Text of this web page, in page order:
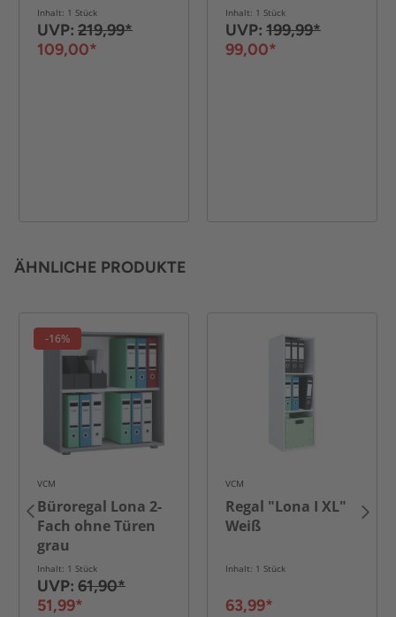
ca. 62 x 25 x 90 cm
- Weiß
Inhalt: 1 Stück
UVP: 219,99*
109,00*
cm - Weiß
Inhalt: 1 Stück
UVP: 199,99*
99,00*
ÄHNLICHE PRODUKTE
-16%
VCM
Büroregal Lona 2-
Fach ohne Türen
grau
Inhalt: 1 Stück
UVP: 61,90*
51,99*
VCM
Regal "Lona I XL"
Weiß
Inhalt: 1 Stück
63,99*